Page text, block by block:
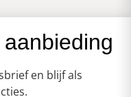
en blijf als